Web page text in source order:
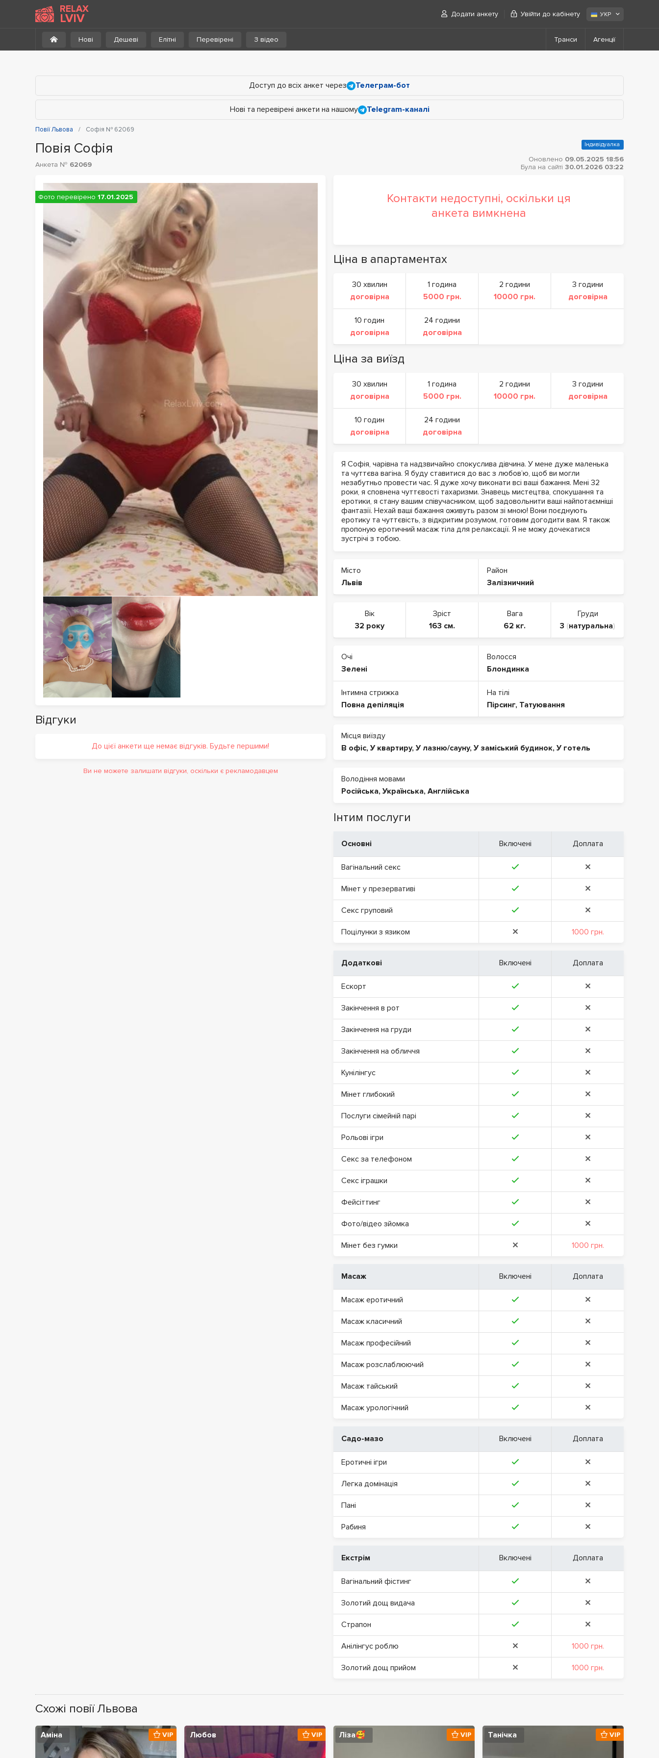
RELAX
LVIV Додати анкету Увійти до кабінету УКР
Нові Дешеві Елітні Перевірені З відео Транси Агенції
Доступ до всіх анкет через Телеграм-бот
Нові та перевірені анкети на нашому Telegram-каналі
Повії Львова Софія № 62069
Повія Софія
Анкета № 62069
Індивідуалка
Оновлено 09.05.2025 18:56
Була на сайті 30.01.2026 03:22
Контакти недоступні, оскільки ця
анкета вимкнена
Фото перевірено 17.01.2025
Ціна в апартаментах
30 хвилин
договірна
1 година
5000 грн.
2 години
10000 грн.
3 години
договірна
10 годин
договірна
24 години
договірна
Ціна за виїзд
30 хвилин
договірна
1 година
5000 грн.
2 години
10000 грн.
3 години
договірна
10 годин
договірна
24 години
договірна
Я Софія, чарівна та надзвичайно спокуслива дівчина. У мене дуже маленька
та чуттєва вагіна. Я буду ставитися до вас з любов’ю, щоб ви могли
незабутньо провести час. Я дуже хочу виконати всі ваші бажання. Мені 32
роки, я сповнена чуттєвості тахаризми. Знавець мистецтва, спокушання та
еротики, я стану вашим співучасником, щоб задовольнити ваші найпотаємніші
фантазії. Нехай ваші бажання оживуть разом зі мною! Вони поєднують
еротику та чуттєвість, з відкритим розумом, готовим догодити вам. Я також
пропоную еротичний масаж тіла для релаксації. Я не можу дочекатися
зустрічі з тобою.
Місто
Львів
Район
Залізничний
Вік
32 року
Зріст
163 см.
Вага
62 кг.
Груди
3 (натуральна)
Очі
Зелені
Волосся
Блондинка
Інтимна стрижка
Повна депіляція
На тілі
Пірсинг, Татуювання
Місця виїзду
В офіс, У квартиру, У лазню/сауну, У заміський будинок, У готель
Володіння мовами
Російська, Українська, Англійська
Інтим послуги
Основні Включені Доплата
Вагінальний секс
Мінет у презервативі
Секс груповий
Поцілунки з язиком 1000 грн.
Додаткові Включені Доплата
Ескорт
Закінчення в рот
Закінчення на груди
Закінчення на обличчя
Кунілінгус
Мінет глибокий
Послуги сімейній парі
Рольові ігри
Секс за телефоном
Секс іграшки
Фейсіттинг
Фото/відео зйомка
Мінет без гумки 1000 грн.
Масаж Включені Доплата
Масаж еротичний
Масаж класичний
Масаж професійний
Масаж розслаблюючий
Масаж тайський
Масаж урологічний
Садо-мазо Включені Доплата
Еротичні ігри
Легка домінація
Пані
Рабиня
Екстрім Включені Доплата
Вагінальний фістинг
Золотий дощ видача
Страпон
Анілінгус роблю 1000 грн.
Золотий дощ прийом 1000 грн.
Відгуки
До цієї анкети ще немає відгуків. Будьте першими!
Ви не можете залишати відгуки, оскільки є рекламодавцем
Схожі повії Львова
Аміна VIP Любов VIP Ліза🥰 VIP Танічка VIP